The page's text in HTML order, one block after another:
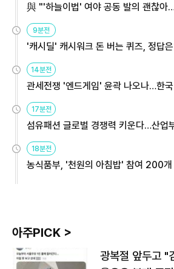
與 "'하늘이법' 여야 공동 발의 괜찮아
9분전
'캐시딜' 캐시워크 돈 버는 퀴즈, 정답
14분전
관세전쟁 '엔드게임' 윤곽 나오나…한
17분전
섬유패션 글로벌 경쟁력 키운다…산업
18분전
농식품부, '천원의 아침밥' 참여 200개
아주PICK >
광복절 앞두고 "